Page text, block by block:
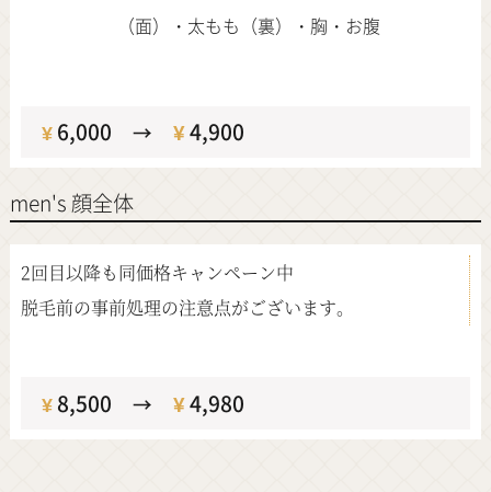
（面）・太もも（裏）・胸・お腹
¥6,000→ ¥4,900
men's 顔全体
2回目以降も同価格キャンペーン中
脱毛前の事前処理の注意点がございます。
¥8,500→ ¥4,980